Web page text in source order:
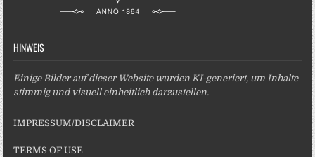
HINWEIS
Einige Bilder auf dieser Website wurden KI-generiert, um Inhalte
stimmig und visuell einheitlich darzustellen.
IMPRESSUM/DISCLAIMER
TERMS OF USE